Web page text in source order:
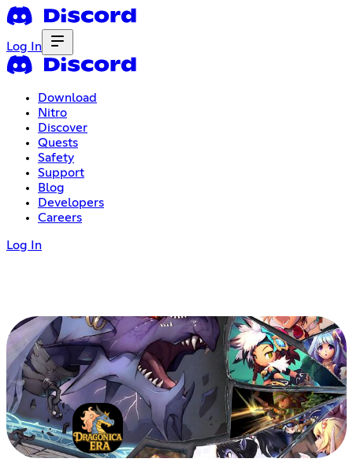
Log In
Download
Nitro
Discover
Quests
Safety
Support
Blog
Developers
Careers
Log In